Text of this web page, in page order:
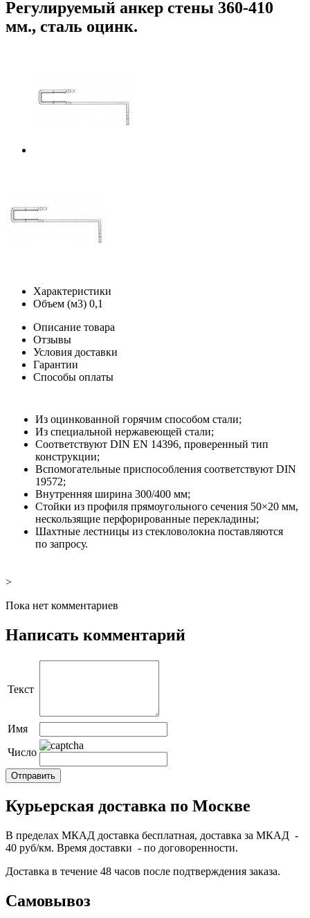
Регулируемый анкер стены 360-410
мм., сталь оцинк.
Характеристики
Объем (м3) 0,1
Описание товара
Отзывы
Условия доставки
Гарантии
Способы оплаты
Из оцинкованной горячим способом стали;
Из специальной нержавеющей стали;
Соответствуют DIN EN 14396, проверенный тип
конструкции;
Вспомогательные приспособления соответствуют DIN
19572;
Внутренняя ширина 300/400 мм;
Стойки из профиля прямоугольного сечения 50×20 мм,
нескользящие перфорированные перекладины;
Шахтные лестницы из стекловолокна поставляются
по запросу.
>
Пока нет комментариев
Написать комментарий
Текст
Имя
Число
Курьерская доставка по Москве
В пределах МКАД доставка бесплатная, доставка за МКАД -
40 руб/км. Время доставки - по договоренности.
Доставка в течение 48 часов после подтверждения заказа.
Самовывоз